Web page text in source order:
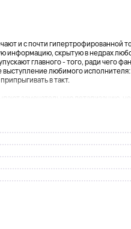
и с почти гипертрофированной
информацию, скрытую в недрах
главного - того, ради чего
любимого
в такт.
замечательную детализацию,